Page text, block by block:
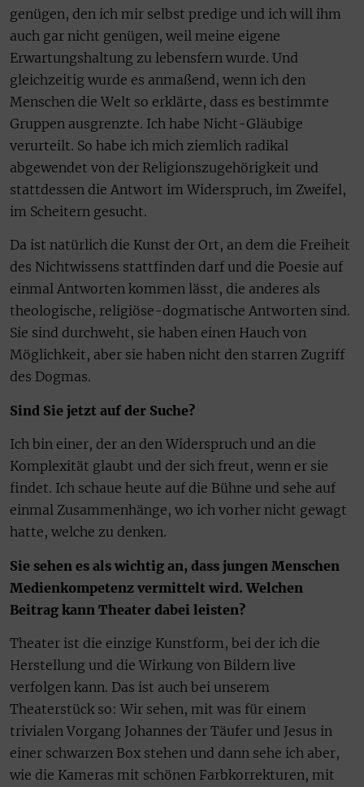
genügen, den ich mir selbst predige und ich will ihm
auch gar nicht genügen, weil meine eigene
Erwartungshaltung zu lebensfern wurde. Und
gleichzeitig wurde es anmaßend, wenn ich den
Menschen die Welt so erklärte, dass es bestimmte
Gruppen ausgrenzte. Ich habe Nicht-Gläubige
verurteilt. So habe ich mich ziemlich radikal
abgewendet von der Religionszugehörigkeit und
stattdessen die Antwort im Widerspruch, im Zweifel,
im Scheitern gesucht.
Da ist natürlich die Kunst der Ort, an dem die Freiheit
des Nichtwissens stattfinden darf und die Poesie auf
einmal Antworten kommen lässt, die anderes als
theologische, religiöse-dogmatische Antworten sind.
Sie sind durchweht, sie haben einen Hauch von
Möglichkeit, aber sie haben nicht den starren Zugriff
des Dogmas.
Sind Sie jetzt auf der Suche?
Ich bin einer, der an den Widerspruch und an die
Komplexität glaubt und der sich freut, wenn er sie
findet. Ich schaue heute auf die Bühne und sehe auf
einmal Zusammenhänge, wo ich vorher nicht gewagt
hatte, welche zu denken.
Sie sehen es als wichtig an, dass jungen Menschen
Medienkompetenz vermittelt wird. Welchen
Beitrag kann Theater dabei leisten?
Theater ist die einzige Kunstform, bei der ich die
Herstellung und die Wirkung von Bildern live
verfolgen kann. Das ist auch bei unserem
Theaterstück so: Wir sehen, mit was für einem
trivialen Vorgang Johannes der Täufer und Jesus in
einer schwarzen Box stehen und dann sehe ich aber,
wie die Kameras mit schönen Farbkorrekturen, mit